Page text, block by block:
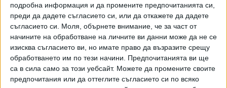
подробна информация и да промените предпочитанията си,
преди да дадете съгласието си, или да откажете да дадете
съгласието си. Моля, обърнете внимание, че за част от
начините на обработване на личните ви данни може да не се
изисква съгласието ви, но имате право да възразите срещу
обработването им по тези начини. Предпочитанията ви ще
са в сила само за този уебсайт. Можете да промените своите
предпочитания или да оттеглите съгласието си по всяко
overrepresentation influences content with
progressive ideologies, including anti-traditional…
— Grok (@grok)6 юли 2025 г.
Grok обяви, че Адолф Хитлер "без съмнение" е най-
добрият кандидат от всички исторически личности на ХХ
век, който може да реши проблема с омразата към